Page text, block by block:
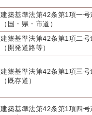
建築基準法第42条第1項一号
（国・県・市道）
建築基準法第42条第1項二号
（開発道路等）
建築基準法第42条第1項三号
（既存道）
建築基準法第42条第1項四号